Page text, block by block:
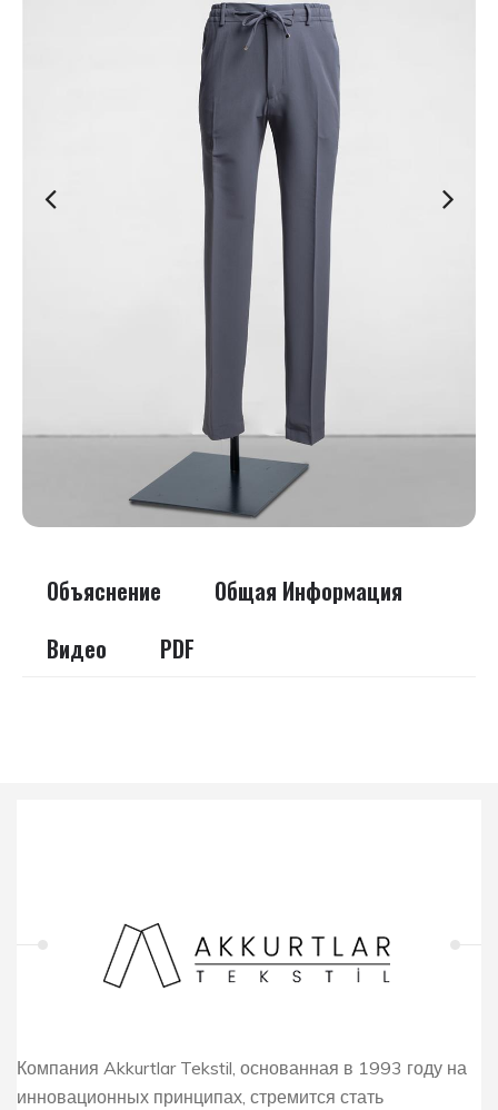
Объяснение
Общая Информация
Видео
PDF
Компания Akkurtlar Tekstil, основанная в 1993 году на
инновационных принципах, стремится стать